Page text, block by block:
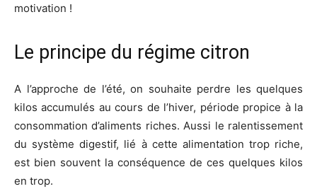
motivation !
Le principe du régime citron
A l’approche de l’été, on souhaite perdre les quelques
kilos accumulés au cours de l’hiver, période propice à la
consommation d’aliments riches. Aussi le ralentissement
du système digestif, lié à cette alimentation trop riche,
est bien souvent la conséquence de ces quelques kilos
en trop.